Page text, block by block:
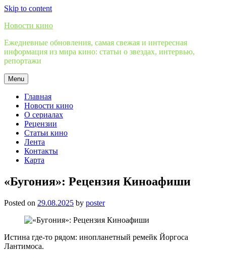
Skip to content
Новости кино
Ежедневные обновления, самая свежая и интересная
информация из мира кино: статьи о звездах, интервью,
репортажи
Menu
Главная
Новости кино
О сериалах
Рецензии
Статьи кино
Лента
Контакты
Карта
«Бугония»: Рецензия Киноафиши
Posted on 29.08.2025 by poster
Истина где-то рядом: инопланетный ремейк Йоргоса
Лантимоса.